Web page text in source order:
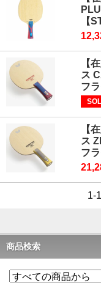
【
【
ス
フラ
【
ス
フラ
1-
商品検索